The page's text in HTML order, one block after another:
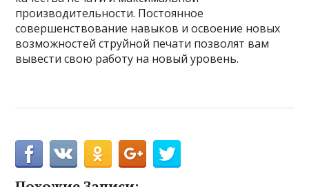
производительности. Постоянное
совершенствование навыков и освоение новых
возможностей струйной печати позволят вам
вывести свою работу на новый уровень.